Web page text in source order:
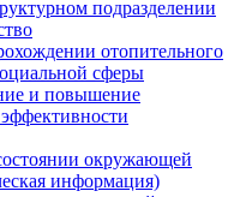
подразделении
отопительного
сферы
и повышение
окружающей
информация)